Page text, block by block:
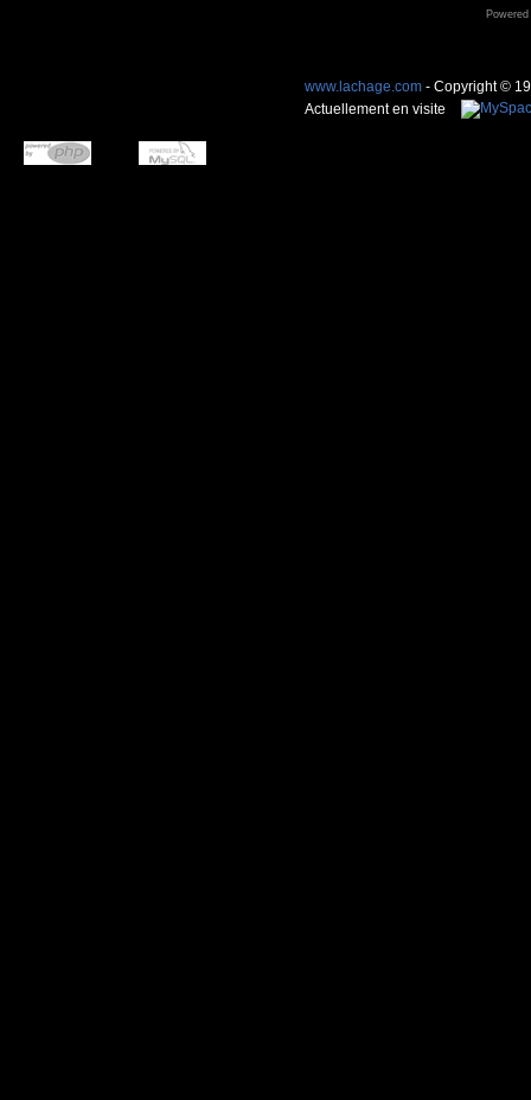
www.lachage.com - Copyright ©
Actuellement en visite